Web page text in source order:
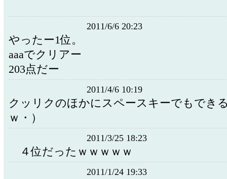
2011/6/6 20:23
やったー1位。
aaaでクリアー
203点だー
2011/4/6 10:19
クッリクのほかにスペースキーでもでき
ｗ・）
2011/3/25 18:23
４位だったｗｗｗｗｗ
2011/1/24 19:33